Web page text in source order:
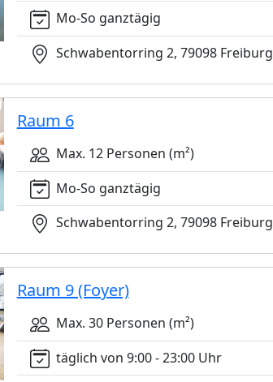
Mo-So ganztägig
Schwabentorring 2, 79098 Freiburg
Raum 6
Max. 12 Personen (m²)
Mo-So ganztägig
Schwabentorring 2, 79098 Freiburg
Raum 9 (Foyer)
Max. 30 Personen (m²)
täglich von 9:00 - 23:00 Uhr